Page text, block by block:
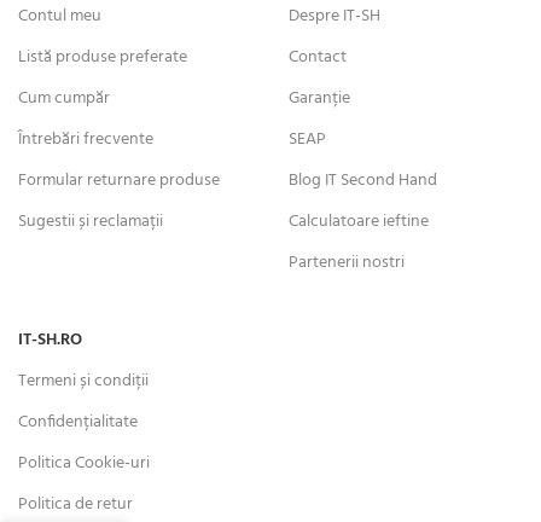
Contul meu
Listă produse preferate
Cum cumpăr
Întrebări frecvente
Formular returnare produse
Sugestii și reclamații
Despre IT-SH
Contact
Garanție
SEAP
Blog IT Second Hand
Calculatoare ieftine
Partenerii nostri
IT-SH.RO
Termeni și condiții
Confidențialitate
Politica Cookie-uri
Politica de retur